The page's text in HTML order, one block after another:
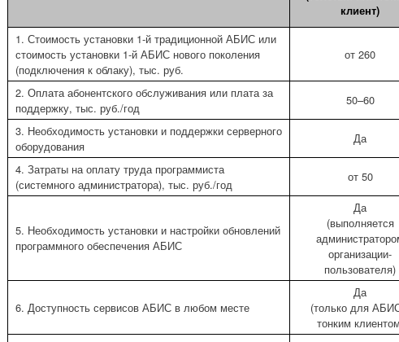
клиент)
1. Стоимость установки 1-й традиционной АБИС или
стоимость установки 1-й АБИС нового поколения
(подключения к облаку), тыс. руб.
от 260
2. Оплата абонентского обслуживания или плата за
поддержку, тыс. руб./год
50–60
3. Необходимость установки и поддержки серверного
оборудования
Да
4. Затраты на оплату труда программиста
(системного администратора), тыс. руб./год
от 50
5. Необходимость установки и настройки обновлений
программного обеспечения АБИС
Да
(выполняется
организации-
пользователя)
6. Доступность сервисов АБИС в любом месте
Да
(только для
тонким